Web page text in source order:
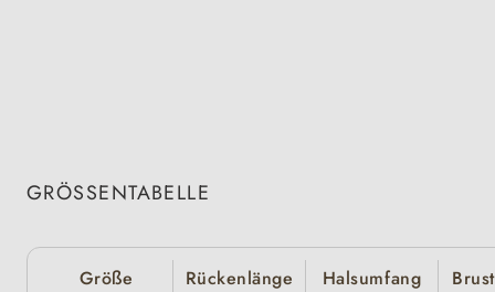
GRÖSSENTABELLE
Größe Rückenlänge Halsumfang